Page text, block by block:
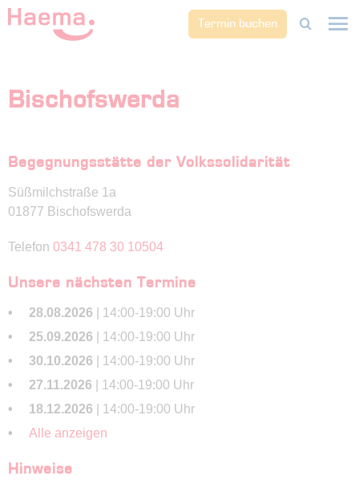
Termin buchen
Bischofswerda
Begegnungsstätte der Volkssolidarität
Süßmilchstraße 1a
01877 Bischofswerda
Telefon 0341 478 30 10504
Unsere nächsten Termine
28.08.2026 | 14:00-19:00 Uhr
25.09.2026 | 14:00-19:00 Uhr
30.10.2026 | 14:00-19:00 Uhr
27.11.2026 | 14:00-19:00 Uhr
18.12.2026 | 14:00-19:00 Uhr
Alle anzeigen
Hinweise